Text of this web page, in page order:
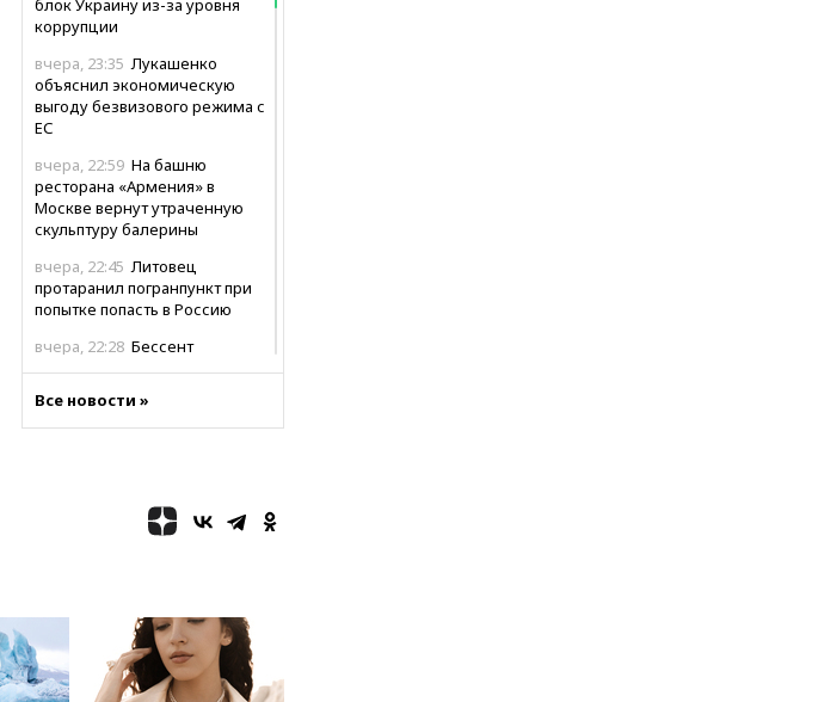
коррупции
вчера, 23:35 Лукашенко
объяснил экономическую
выгоду безвизового режима с
ЕС
вчера, 22:59 На башню
ресторана «Армения» в
Москве вернут утраченную
скульптуру балерины
вчера, 22:45 Литовец
протаранил погранпункт при
попытке попасть в Россию
вчера, 22:28 Бессент
огня США и Ирана
Путин поручил
The Atlantic: Маск
отказал Украине в
использовании Starlink для
атак вглубь РФ
Все новости »